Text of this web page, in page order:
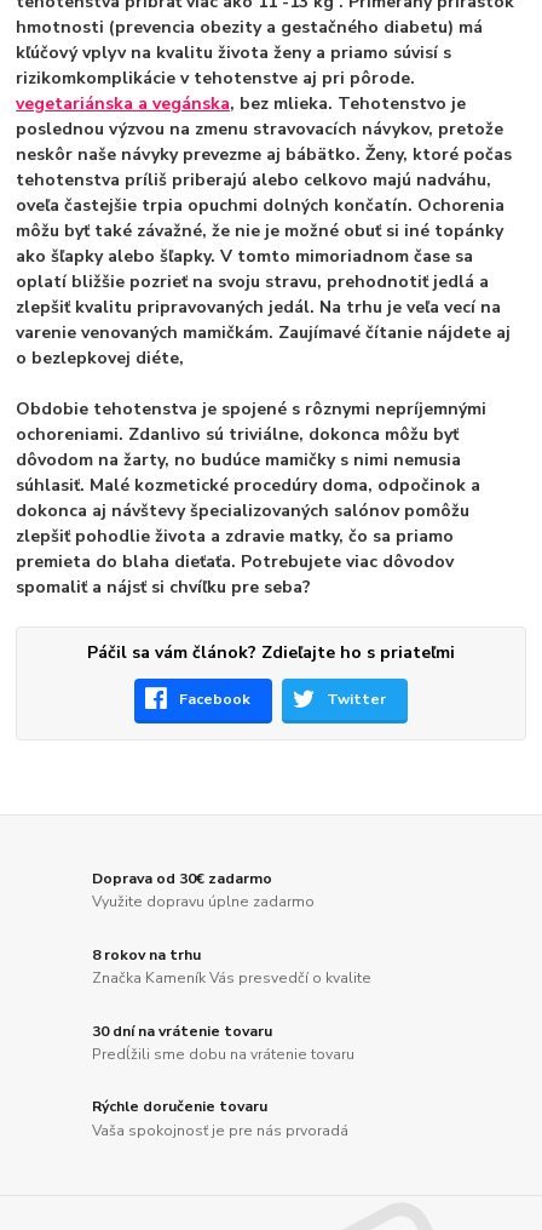
hmotnosti (prevencia obezity a gestačného diabetu) má
kľúčový vplyv na kvalitu života ženy a priamo súvisí s
rizikomkomplikácie v tehotenstve aj pri pôrode.
vegetariánska a vegánska, bez mlieka. Tehotenstvo je
poslednou výzvou na zmenu stravovacích návykov, pretože
neskôr naše návyky prevezme aj bábätko.Ženy, ktoré počas
tehotenstva príliš priberajú alebo celkovo majú nadváhu,
oveľa častejšie trpia opuchmi dolných končatín. Ochorenia
môžu byť také závažné, že nie je možné obuť si iné topánky
ako šľapky alebo šľapky. V tomto mimoriadnom čase sa
oplatí bližšie pozrieť na svoju stravu, prehodnotiť jedlá a
zlepšiť kvalitu pripravovaných jedál. Na trhu je veľa vecí na
varenie venovaných mamičkám. Zaujímavé čítanie nájdete aj
o bezlepkovej diéte,
Obdobie tehotenstva je spojené s rôznymi nepríjemnými
ochoreniami. Zdanlivo sú triviálne, dokonca môžu byť
dôvodom na žarty, no budúce mamičky s nimi nemusia
súhlasiť. Malé kozmetické procedúry doma, odpočinok a
dokonca aj návštevy špecializovaných salónov pomôžu
zlepšiť pohodlie života a zdravie matky, čo sa priamo
premieta do blaha dieťaťa. Potrebujete viac dôvodov
spomaliť a nájsť si chvíľku pre seba?
Páčil sa vám článok? Zdieľajte ho s priateľmi
Facebook Twitter
Doprava od 30€ zadarmo
Využite dopravu úplne zadarmo
8 rokov na trhu
Značka Kameník Vás presvedčí o kvalite
30 dní na vrátenie tovaru
Predĺžili sme dobu na vrátenie tovaru
Rýchle doručenie tovaru
Vaša spokojnosť je pre nás prvoradá